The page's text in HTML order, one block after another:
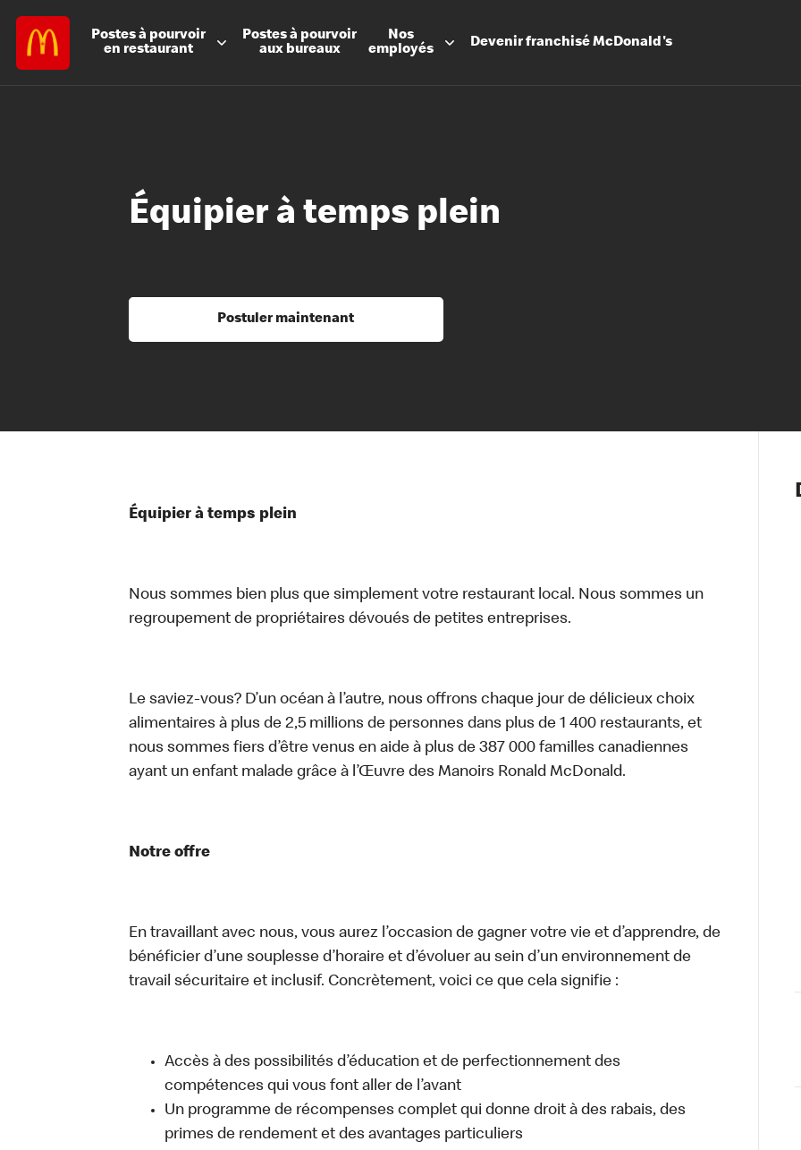
Postes à pourvoir
en restaurant
Postes à pourvoir
aux bureaux
Nos
employés
DevenirfranchiséMcDonald's
Les
Notre
Nos
Santé et
Équipier à temps plein
Postuler maintenant
Équipier à temps plein
Nous sommes bien plus que simplement votre restaurant local. Nous sommes un
regroupement de propriétaires dévoués de petites entreprises.
Le saviez-vous? D’un océan à l’autre, nous offrons chaque jour de délicieux choix
alimentaires à plus de 2,5 millions de personnes dans plus de 1 400 restaurants, et
nous sommes fiers d’être venus en aide à plus de 387 000 familles canadiennes
ayant un enfant malade grâce à l’Œuvre des Manoirs Ronald McDonald.
Notre offre
En travaillant avec nous, vous aurez l’occasion de gagner votre vie et d’apprendre, de
bénéficier d’une souplesse d’horaire et d’évoluer au sein d’un environnement de
travail sécuritaire et inclusif. Concrètement, voici ce que cela signifie :
Accès à des possibilités d’éducation et de perfectionnement des
compétences qui vous font aller de l’avant
Un programme de récompenses complet qui donne droit à des rabais, des
primes de rendement et des avantages particuliers